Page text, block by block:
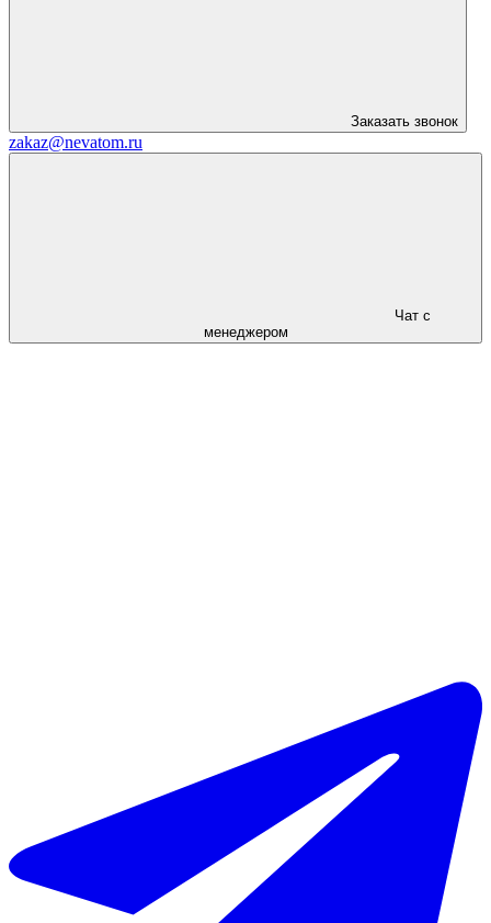
Заказать звонок
zakaz@nevatom.ru
Чат с
менеджером